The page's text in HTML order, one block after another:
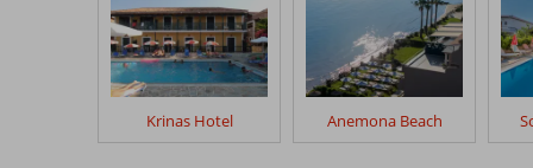
geschreven
na
hun
verblijf
Krinas Hotel Anemona Beach